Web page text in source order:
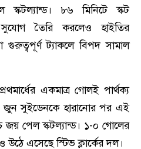
স্কটল্যান্ড। ৮৬ মিনিটে স্কট
সুযোগ তৈরি করলেও হাইতির
গুরুত্বপূর্ণ ট্যাকলে বিপদ সামাল
একমাত্র গোলই পার্থক্য
জুন সুইডেনকে হারানোর পর এই
জয় পেল স্কটল্যান্ড। ১-০ গোলের
এসেছে স্টিভ ক্লার্কের দল।